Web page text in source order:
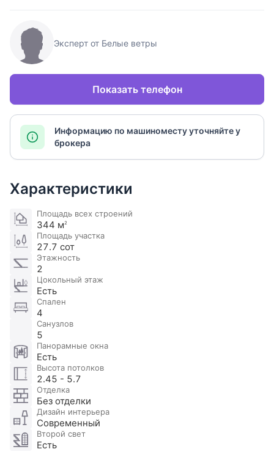
Эксперт от Белые ветры
Показать телефон
Информацию по машиноместу уточняйте у
брокера
Характеристики
Площадь всех строений
344 м2
Площадь участка
27.7 сот
Этажность
2
Цокольный этаж
Есть
Спален
4
Санузлов
5
Панорамные окна
Есть
Высота потолков
2.45 - 5.7
Отделка
Без отделки
Дизайн интерьера
Современный
Второй свет
Есть